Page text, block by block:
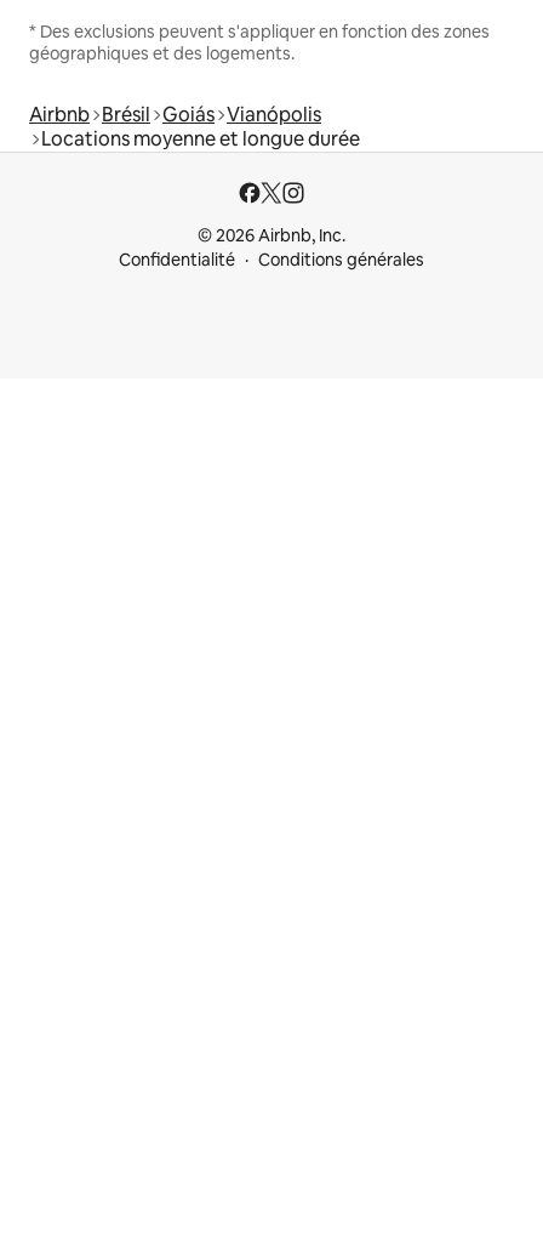
* Des exclusions peuvent s'appliquer en fonction des zones
géographiques et des logements.
Airbnb Brésil Goiás Vianópolis
Locations moyenne et longue durée
© 2026 Airbnb, Inc.
Confidentialité
Conditions générales